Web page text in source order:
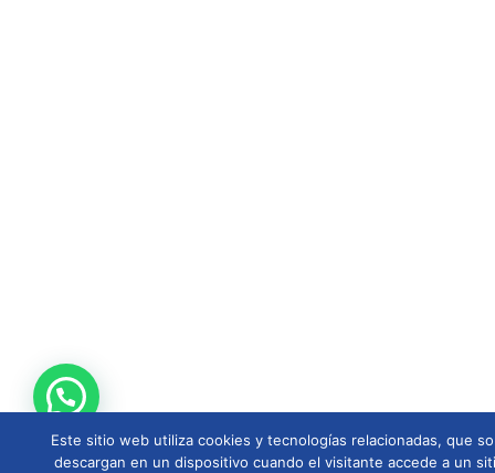
Este sitio web utiliza cookies y tecnologías relacionadas, que
descargan en un dispositivo cuando el visitante accede a un